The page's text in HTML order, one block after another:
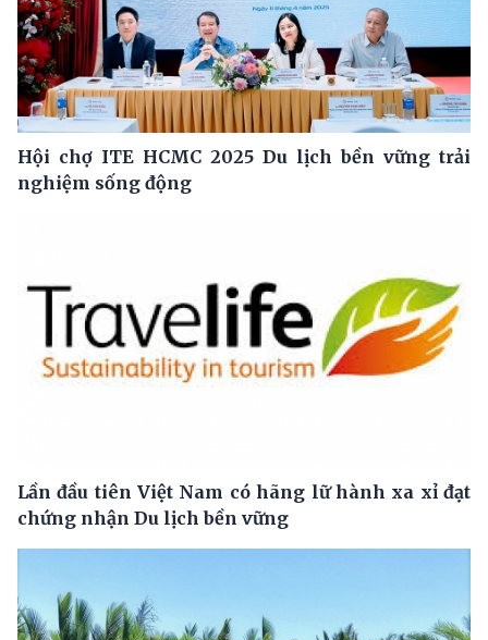
Hội chợ ITE HCMC 2025 Du lịch bền vững trải
nghiệm sống động
Lần đầu tiên Việt Nam có hãng lữ hành xa xỉ đạt
chứng nhận Du lịch bền vững